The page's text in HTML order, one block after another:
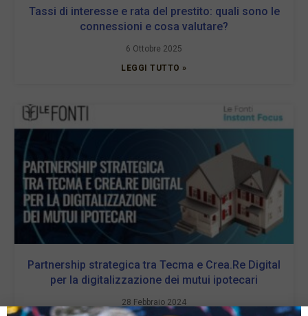
Tassi di interesse e rata del prestito: quali sono le
connessioni e cosa valutare?
6 Ottobre 2025
LEGGI TUTTO »
Partnership strategica tra Tecma e Crea.Re Digital
per la digitalizzazione dei mutui ipotecari
28 Febbraio 2024